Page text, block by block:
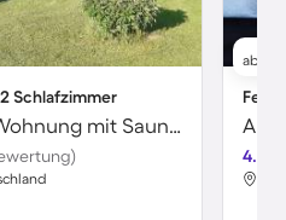
Schlafzimmer
Familienfreundliche Wohnung mit Sauna und Grill
ab
4.8